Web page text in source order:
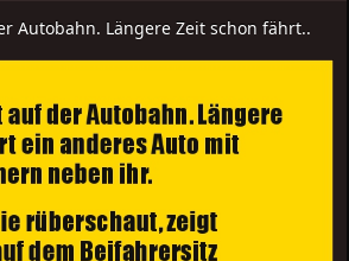
Autobahn. Längere Zeit schon fährt..